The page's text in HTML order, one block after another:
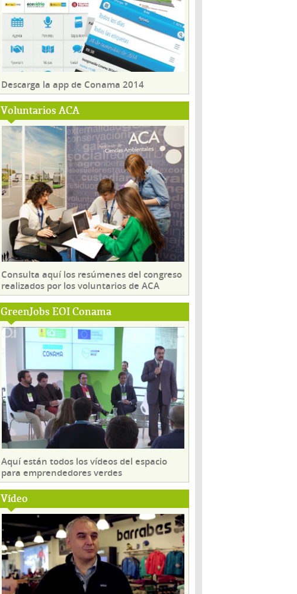
Descarga la app de Conama 2014
Voluntarios ACA
Consulta aquí los resúmenes del congreso
realizados por los voluntarios de ACA
GreenJobs EOI Conama
Aquí están todos los vídeos del espacio
para emprendedores verdes
Vídeo